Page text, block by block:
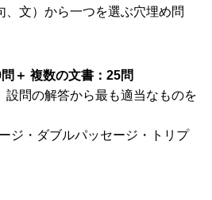
、文）から一つを選ぶ穴埋め問
＋ 複数の文書：25問
設問の解答から最も適当なものを
ジ・ダブルパッセージ・トリプ